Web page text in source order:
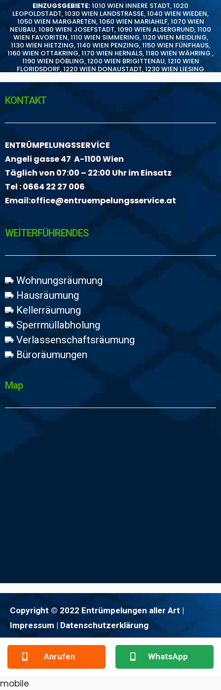
EINZUGSGEBIETE:1010 WIEN INNERE STADT,1020
LEOPOLDSTADT,1030 WIEN LANDSTRASSE,1040 WIEN WIEDEN,
1050 WIEN MARGARETEN,1060 WIEN MARIAHILF,1070 WIEN
NEUBAU,1080 WIEN JOSEFSTADT,1090 WIEN ALSERGRUND,1100
WIEN FAVORITEN,1110 WIEN SIMMERING,1120 WIEN MEIDLING,
1130 WIEN HIETZING,1140 WIEN PENZING,1150 WIEN FÜNFHAUS,
1160 WIEN OTTAKRING,1170 WIEN HERNALS,1180 WIEN WÄHRING ,
1190 WIEN DÖBLING,1200 WIEN BRIGITTENAU,1210 WIEN
FLORIDSDORF,1220 WIEN DONAUSTADT,1230 WIEN LIESING
KONTAKT
ENTRÜMPELUNGSSERVİCE
Angeli gasse 47 A-1100 Wien
Täglich von 07:00 – 22:00 Uhr im Einsatz
Tel :0664 22 27 006
Email:office@entruempelungsservice.at
WEİTERFÜHRENDES
Wohnungsräumung
Hausräumung
Kellerräumung
Sperrmüllabholung
Verlassenschaftsräumung
Büroräumungen
Map
Copyright © 2022 Entrümpelungen aller Art |
Impressum | Datenschutzerklärung
Anrufen WhatsApp